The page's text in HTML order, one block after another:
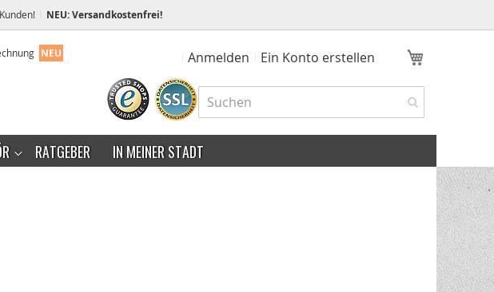
NEU: Versandkostenfrei!
NEU Anmelden Ein Konto erstellen
RATGEBER IN MEINER STADT